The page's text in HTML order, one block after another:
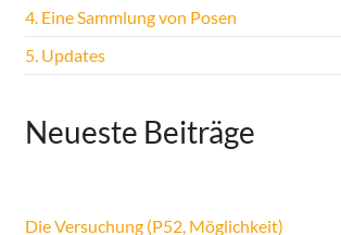
4. Eine Sammlung von Posen
5. Updates
Neueste Beiträge
Die Versuchung (P52, Möglichkeit)